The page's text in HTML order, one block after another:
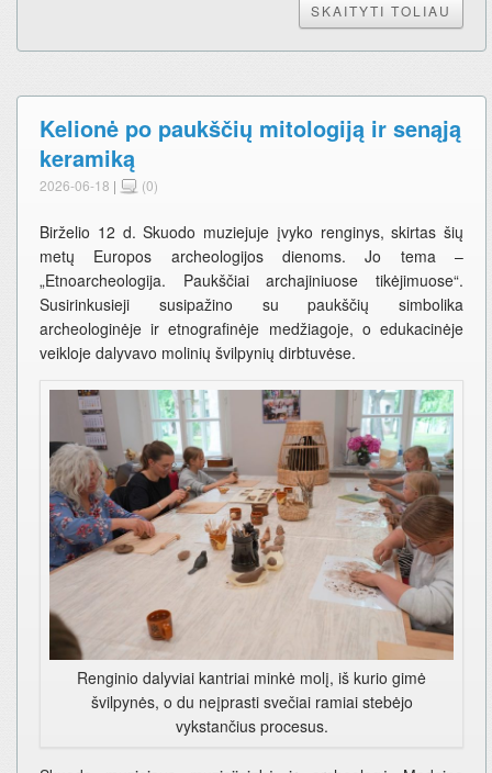
SKAITYTI TOLIAU
Kelionė po paukščių mitologiją ir senąją
keramiką
2026-06-18 | (0)
Birželio 12 d. Skuodo muziejuje įvyko renginys, skirtas šių
metų Europos archeologijos dienoms. Jo tema –
„Etnoarcheologija. Paukščiai archajiniuose tikėjimuose“.
Susirinkusieji susipažino su paukščių simbolika
archeologinėje ir etnografinėje medžiagoje, o edukacinėje
veikloje dalyvavo molinių švilpynių dirbtuvėse.
Renginio dalyviai kantriai minkė molį, iš kurio gimė
švilpynės, o du neįprasti svečiai ramiai stebėjo
vykstančius procesus.